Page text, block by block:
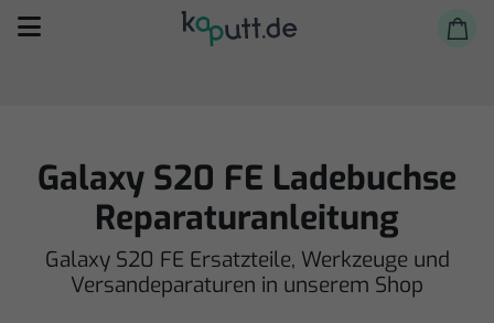
Selbst reparieren
Reparieren lassen
Galaxy S20 FE Ladebuchse
Reparaturanleitung
Galaxy S20 FE Ersatzteile, Werkzeuge und
Versandeparaturen in unserem Shop